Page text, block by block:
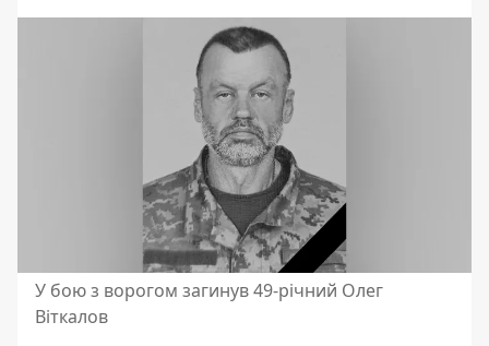
У бою з ворогом загинув 49-річний Олег
Віткалов